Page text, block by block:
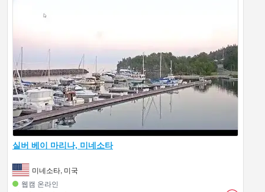
실버 베이 마리나, 미네소타
미네소타, 미국
웹캠 온라인